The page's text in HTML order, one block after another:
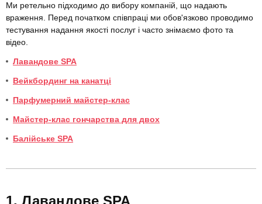
Ми ретельно підходимо до вибору компаній, що надають
враження. Перед початком співпраці ми обов'язково проводимо
тестування надання якості послуг і часто знімаємо фото та
відео.
Лавандове SPA
Вейкбординг на канатці
Парфумерний майстер-клас
Майстер-клас гончарства для двох
Балійське SPA